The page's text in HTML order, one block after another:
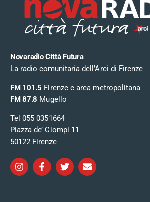
Novaradio Città Futura
La radio comunitaria dell’Arci di Firenze
FM 101.5 Firenze e area metropolitana
FM 87.8 Mugello
Tel 055 0351664
Piazza de’ Ciompi 11
50122 Firenze